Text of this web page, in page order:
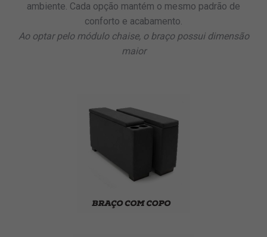
ambiente. Cada opção mantém o mesmo padrão de
conforto e acabamento.
Ao optar pelo módulo chaise, o braço possui dimensão
maior